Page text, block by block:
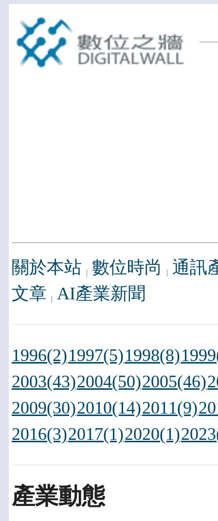
關於本站 數位時尚
通訊
文章 AI產業新聞
1996(2)1997(5)1998(8)
2003(43)2004(50)2005(46)
2009(30)2010(14)2011(9)
2016(3)2017(1)2020(1)
產業動態